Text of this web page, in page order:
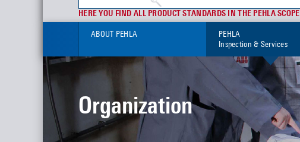
HERE YOU FIND ALL PRODUCT STANDARDS IN THE PEHLA SCOPE
ABOUT PEHLA
PEHLA
Inspection & Services
Organization